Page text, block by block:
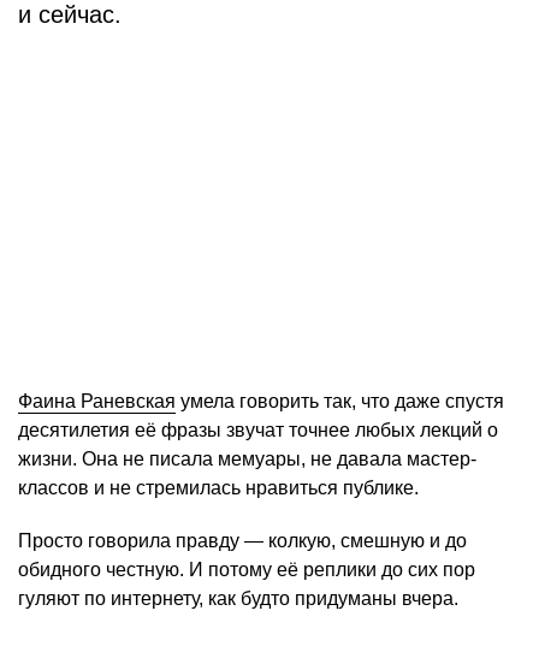
и сейчас.
Фаина Раневская умела говорить так, что даже спустя
десятилетия её фразы звучат точнее любых лекций о
жизни. Она не писала мемуары, не давала мастер-
классов и не стремилась нравиться публике.
Просто говорила правду — колкую, смешную и до
обидного честную. И потому её реплики до сих пор
гуляют по интернету, как будто придуманы вчера.